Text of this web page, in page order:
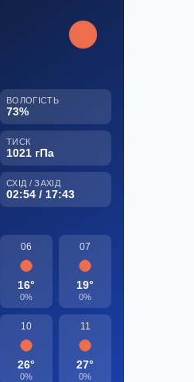
ВОЛОГІСТЬ
73%
ТИСК
1021 гПа
СХІД / ЗАХІД
02:54 / 17:43
06
16°
0%
07
19°
0%
10
26°
0%
11
27°
0%